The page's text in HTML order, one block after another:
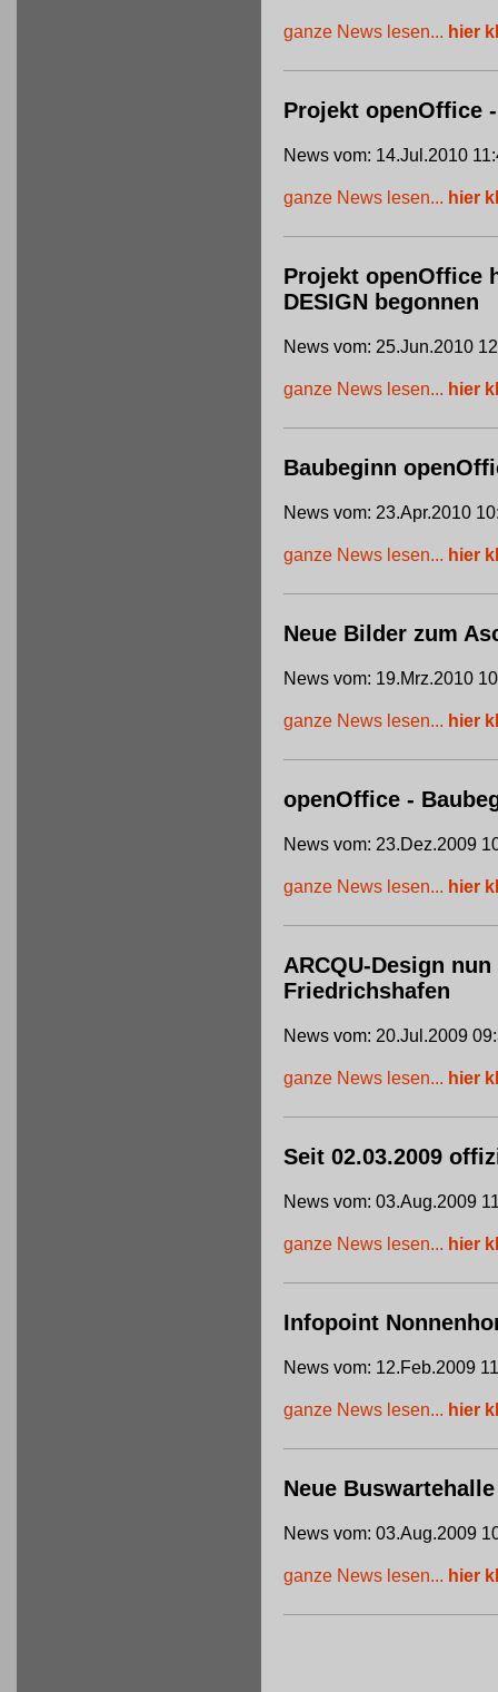
ganze News lesen... hier
Projekt openOffice
News vom: 14.Jul.2010
ganze News lesen... hier
Projekt openOffice
DESIGN begonnen
News vom: 25.Jun.2010
ganze News lesen... hier
Baubeginn
News vom: 23.Apr.2010
ganze News lesen... hier
Neue Bilder zum
News vom: 19.Mrz.2010
ganze News lesen... hier
openOffice -
News vom: 23.Dez.2009
ganze News lesen... hier
ARCQU-Design
Friedrichshafen
News vom: 20.Jul.2009
ganze News lesen... hier
Seit 02.03.2009
News vom: 03.Aug.2009
ganze News lesen... hier
Infopoint
News vom: 12.Feb.2009
ganze News lesen... hier
Neue
News vom: 03.Aug.2009
ganze News lesen... hier